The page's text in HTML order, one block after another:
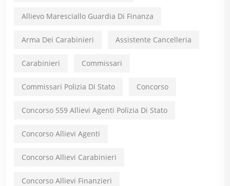
Allievo Maresciallo Guardia Di Finanza
Arma Dei Carabinieri Assistente Cancelleria
Carabinieri Commissari
Commissari Polizia Di Stato Concorso
Concorso 559 Allievi Agenti Polizia Di Stato
Concorso Allievi Agenti
Concorso Allievi Carabinieri
Concorso Allievi Finanzieri